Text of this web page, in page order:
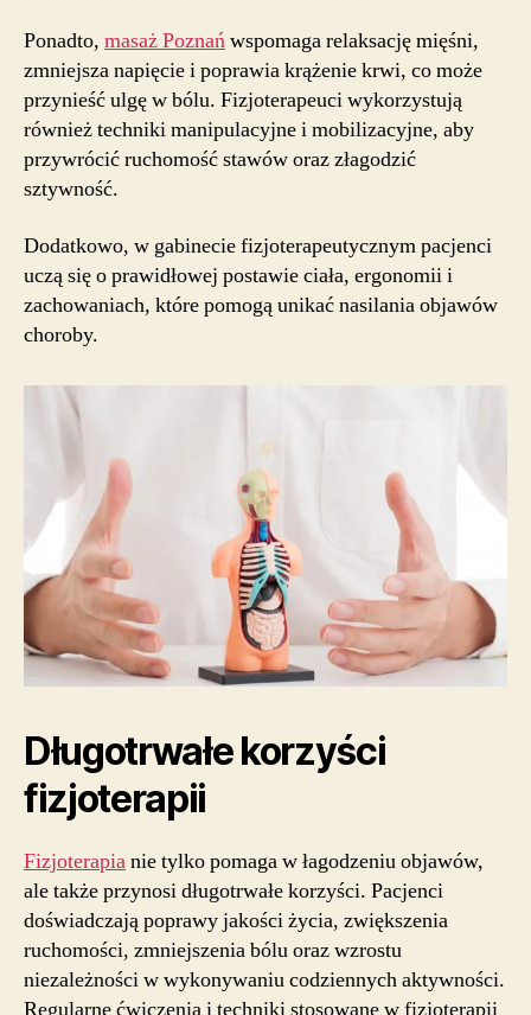
Ponadto, masaż Poznańwspomaga relaksację mięśni,
zmniejsza napięcie i poprawia krążenie krwi, co może
przynieść ulgę w bólu. Fizjoterapeuci wykorzystują
również techniki manipulacyjne i mobilizacyjne, aby
przywrócić ruchomość stawów oraz złagodzić
sztywność.
Dodatkowo, w gabinecie fizjoterapeutycznym pacjenci
uczą się o prawidłowej postawie ciała, ergonomii i
zachowaniach, które pomogą unikać nasilania objawów
choroby.
Długotrwałe korzyści
fizjoterapii
Fizjoterapianie tylko pomaga w łagodzeniu objawów,
ale także przynosi długotrwałe korzyści. Pacjenci
doświadczają poprawy jakości życia, zwiększenia
ruchomości, zmniejszenia bólu oraz wzrostu
niezależności w wykonywaniu codziennych aktywności.
Regularne ćwiczenia i techniki stosowane w fizjoterapii